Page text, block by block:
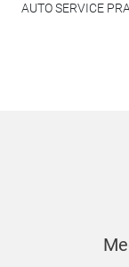
AUTO SERVICE